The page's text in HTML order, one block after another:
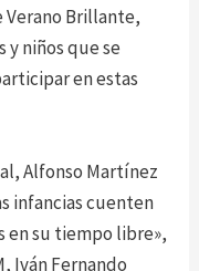
Verano Brillante,
y niños que se
en estas
Alfonso Martínez
infancias cuenten
en su tiempo libre»,
Iván Fernando